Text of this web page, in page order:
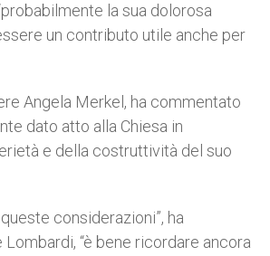
la sua dolorosa
un contributo utile anche per
Angela Merkel, ha commentato
dato atto alla Chiesa in
e della costruttività del suo
considerazioni”, ha
“è bene ricordare ancora